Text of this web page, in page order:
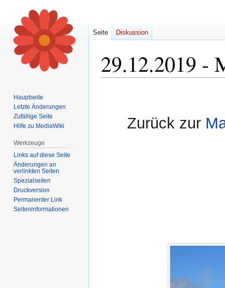
29.12.2019 -
Zurück zur
Seite Diskussion
Hauptseite
Letzte Änderungen
Zufällige Seite
Hilfe zu MediaWiki
Werkzeuge
Links auf diese Seite
Änderungen an
verlinkten Seiten
Spezialseiten
Druckversion
Permanenter Link
Seiten­informationen